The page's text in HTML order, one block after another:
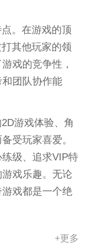
。在游戏的顶
其他玩家的领
戏的竞争性，
团队协作能
游戏体验、角
受玩家喜爱。
级、追求VIP特
戏乐趣。无论
戏都是一个绝
+更多